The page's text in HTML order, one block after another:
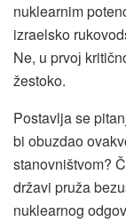
nuklearnim
izraelsko
Ne, u prvoј
žestoko.
Postavlja se
bi obuzdao
stanovništvom?
državi pruža
nuklearnog